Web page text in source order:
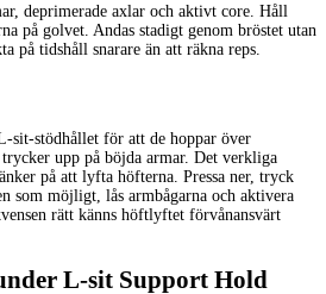
deprimerade axlar och aktivt core. Håll
på golvet. Andas stadigt genom bröstet utan
på tidshåll snarare än att räkna reps.
sit-stödhållet för att de hoppar över
trycker upp på böjda armar. Det verkliga
på att lyfta höfterna. Pressa ner, tryck
som möjligt, lås armbågarna och aktivera
rätt känns höftlyftet förvånansvärt
L-sit Support Hold